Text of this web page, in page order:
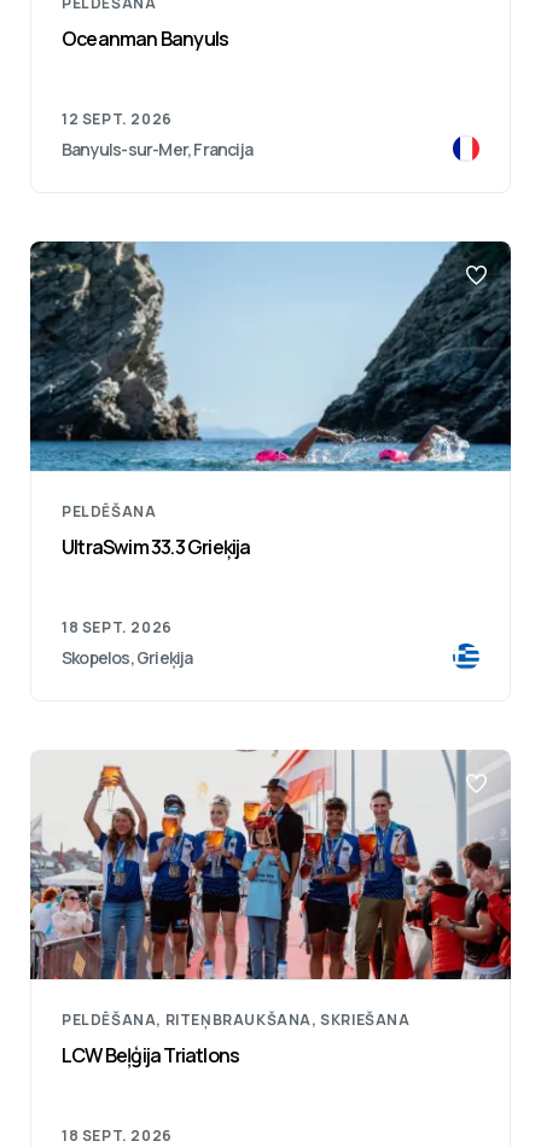
Oceanman Banyuls
12 SEPT. 2026
Banyuls-sur-Mer, Francija
PELDĒŠANA
UltraSwim 33.3 Grieķija
18 SEPT. 2026
Skopelos, Grieķija
PELDĒŠANA, RITEŅBRAUKŠANA, SKRIEŠANA
LCW Beļģija Triatlons
18 SEPT. 2026